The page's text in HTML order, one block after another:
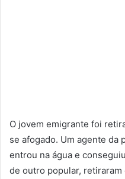
O jovem emigrante foi
se afogado. Um agente da
entrou na água e
de outro popular,